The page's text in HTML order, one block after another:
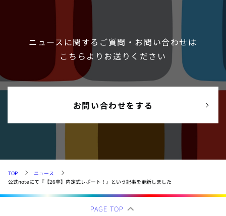
ニュースに関するご質問・お問い合わせは
こちらよりお送りください
お問い合わせをする
TOP
ニュース
公式noteにて『【26卒】内定式レポート！』という記事を更新しました
PAGE TOP